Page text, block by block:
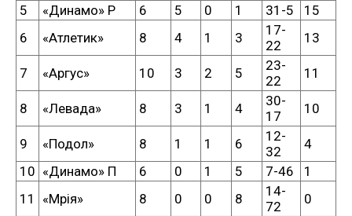
5
«Динамо» Р 6 5 0 1 31-5
15
6
«Атлетик» 8 4 1 3
17-
22
13
7 «Аргус» 10 3 2 5
23-
22
11
8 «Левада» 8 3 1 4
30-
17
10
9 «Подол» 8 1 1 6
12-
32
4
10 «Динамо» П 6 0 1 5 7-46
1
11
«Мрія» 8 0 0 8
14-
72
0